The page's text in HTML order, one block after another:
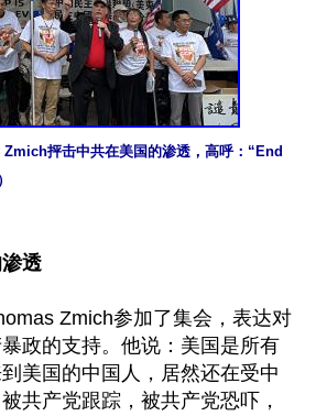
抨击中共在美国的渗透，高呼：“End
透
Zmich参加了集会，表达对
政的支持。他说：美国是所有
美国的中国人，居然还在受中
共产党跟踪，被共产党恐吓，